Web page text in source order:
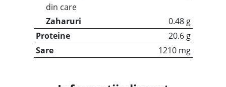
din care
Zaharuri
0.48 g
Proteine
20.6 g
Sare
1210 mg